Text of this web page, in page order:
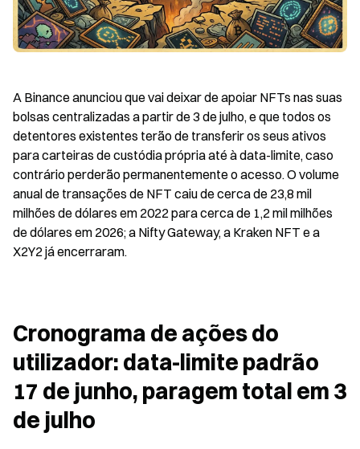
A Binance anunciou que vai deixar de apoiar NFTs nas suas
bolsas centralizadas a partir de 3 de julho, e que todos os
detentores existentes terão de transferir os seus ativos
para carteiras de custódia própria até à data-limite, caso
contrário perderão permanentemente o acesso. O volume
anual de transações de NFT caiu de cerca de 23,8 mil
milhões de dólares em 2022 para cerca de 1,2 mil milhões
de dólares em 2026; a Nifty Gateway, a Kraken NFT e a
X2Y2 já encerraram.
Cronograma de ações do
utilizador: data-limite padrão
17 de junho, paragem total em 3
de julho